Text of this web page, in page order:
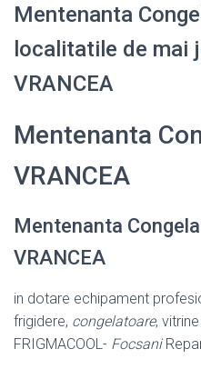
Mentenanta
localitatile de mai
VRANCEA
Mentenanta
VRANCEA
Mentenanta
VRANCEA
in dotare echipament
frigidere, congelatoare,
FRIGMACOOL- Focsani